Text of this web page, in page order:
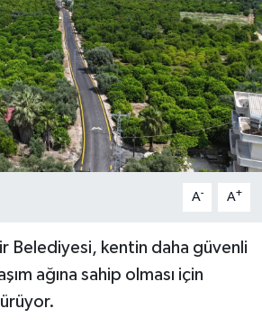
A- A+
Belediyesi, kentin daha güvenli
ağına sahip olması için